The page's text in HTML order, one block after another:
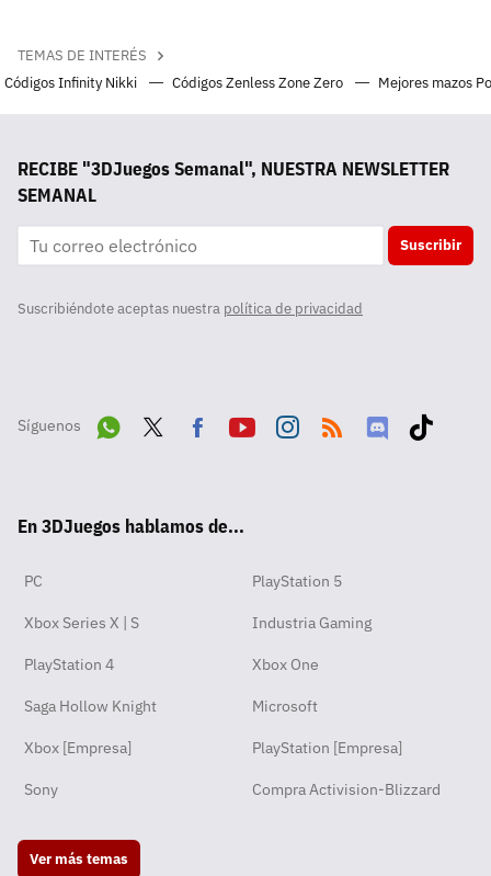
TEMAS DE INTERÉS
Códigos Infinity Nikki
Códigos Zenless Zone Zero Mejores mazos
RECIBE "3DJuegos Semanal", NUESTRA NEWSLETTER
SEMANAL
Suscribir
Suscribiéndote aceptas nuestra política de privacidad
Síguenos
pp
ok
En 3DJuegos hablamos de...
PC PlayStation 5
Xbox Series X | S Industria Gaming
PlayStation 4 Xbox One
Saga Hollow Knight Microsoft
Xbox [Empresa] PlayStation [Empresa]
Sony Compra Activision-Blizzard
Ver más temas